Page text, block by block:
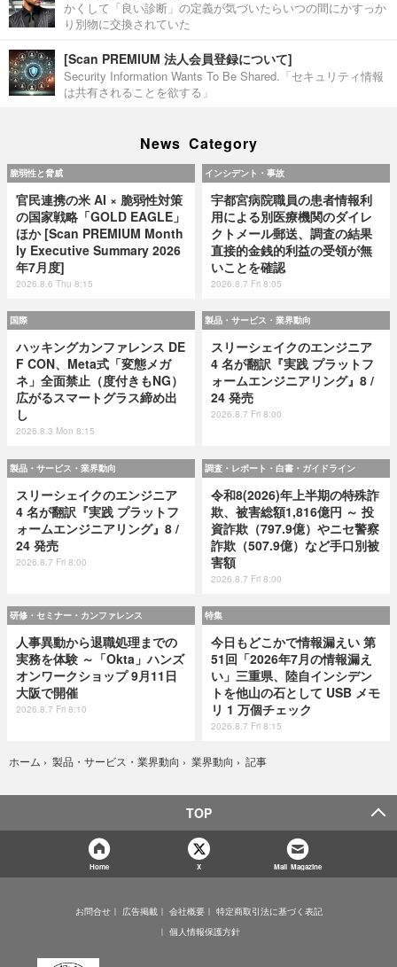
かくして「良い診断」の定義が気づいたらいつの間にかすっか
り別物に交換されていた
[Scan PREMIUM 法人会員登録について]
Security Information Wants To Be Shared.「セキュリティ情報
は共有されることを欲する」
News Category
脆弱性と脅威
官民連携の米 AI × 脆弱性対策
の国家戦略「GOLD EAGLE」
ほか [Scan PREMIUM Month
ly Executive Summary 2026
年7月度]
2026.8.6 Thu 8:15
インシデント・事故
宇都宮病院職員の患者情報利
用による別医療機関のダイレ
クトメール郵送、調査の結果
直接的金銭的利益の受領が無
いことを確認
2026.8.7 Fri 8:05
国際
ハッキングカンファレンス DE
F CON、Meta式「変態メガ
ネ」全面禁止（度付きもNG）
広がるスマートグラス締め出
し
2026.8.3 Mon 8:15
製品・サービス・業界動向
スリーシェイクのエンジニア
4 名が翻訳『実践 プラットフ
ォームエンジニアリング』8 /
24 発売
2026.8.7 Fri 8:00
製品・サービス・業界動向
スリーシェイクのエンジニア
4 名が翻訳『実践 プラットフ
ォームエンジニアリング』8 /
24 発売
2026.8.7 Fri 8:00
調査・レポート・白書・ガイドライン
令和8(2026)年上半期の特殊詐
欺、被害総額1,816億円 ～ 投
資詐欺（797.9億）やニセ警察
詐欺（507.9億）など手口別被
害額
2026.8.7 Fri 8:00
研修・セミナー・カンファレンス
人事異動から退職処理までの
実務を体験 ～「Okta」ハンズ
オンワークショップ 9月11日
大阪で開催
2026.8.7 Fri 8:10
特集
今日もどこかで情報漏えい 第
51回「2026年7月の情報漏え
い」三重県、陸自インシデン
トを他山の石として USB メモ
リ 1 万個チェック
2026.8.7 Fri 8:15
ホーム › 製品・サービス・業界動向 › 業界動向 › 記事
TOP
Home X Mail Magazine
お問合せ 広告掲載 会社概要
特定商取引法に基づく表記
個人情報保護方針